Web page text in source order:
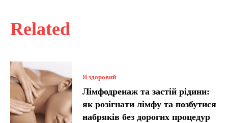
Related
Я здоровий
Лімфодренаж та застій рідини:
як розігнати лімфу та позбутися
набряків без дорогих процедур